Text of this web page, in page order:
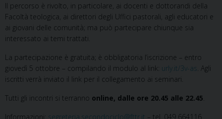
Il percorso è rivolto, in particolare, ai docenti e dottorandi della
Facoltà teologica, ai direttori degli Uffici pastorali, agli educatori e
ai giovani delle comunità; ma può partecipare chiunque sia
interessato ai temi trattati.
La partecipazione è gratuita; è obbligatoria l’iscrizione – entro
giovedì 5 ottobre – compilando il modulo al link: urly.it/3v-as . Agli
iscritti verrà inviato il link per il collegamento ai seminari.
Tutti gli incontri si terranno online, dalle ore 20.45 alle 22.45
Informazioni: segreteria.secondociclo@fttr.it – tel. 049 664116